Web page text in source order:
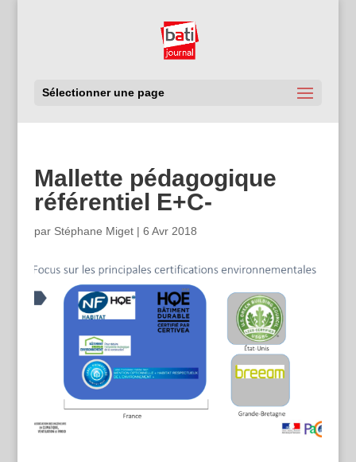
Sélectionner une page
Mallette pédagogique
référentiel E+C-
par Stéphane Miget| 6 Avr 2018